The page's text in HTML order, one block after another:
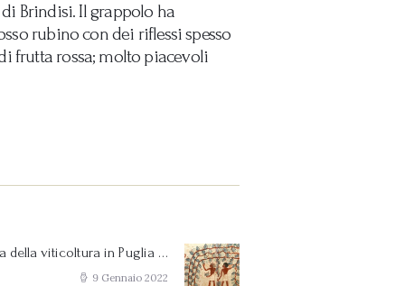
Brindisi. Il grappolo ha
rubino con dei riflessi spesso
frutta rossa; molto piacevoli
Next
post:
della viticoltura in Puglia …
9 Gennaio 2022